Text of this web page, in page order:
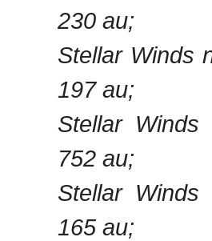
230 au;
Stellar Winds
197 au;
Stellar
752 au;
Stellar
165 au;